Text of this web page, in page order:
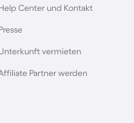
Vorpommern
Center und Kontakt
vermieten
Partner werden